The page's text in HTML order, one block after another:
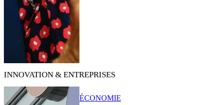
INNOVATION & ENTREPRISES
ÉCONOMIE